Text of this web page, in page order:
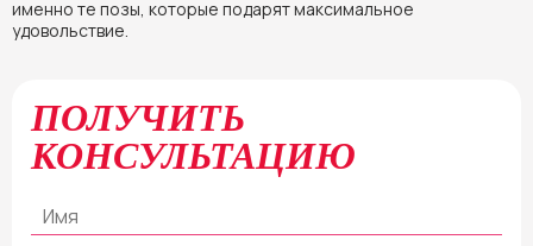
именно те позы, которые подарят максимальное
удовольствие.
ПОЛУЧИТЬ
КОНСУЛЬТАЦИЮ